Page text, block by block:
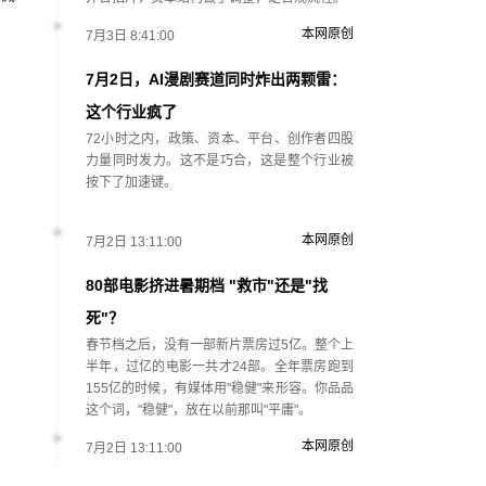
7月3日 8:41:00
7月2日，AI漫剧赛道同时炸出两颗雷：
这个行业疯了
72小时之内，政策、资本、平台、创作者四股
力量同时发力。这不是巧合，这是整个行业被
按下了加速键。
本网原创
7月2日 13:11:00
80部电影挤进暑期档 "救市"还是"找
死"？
春节档之后，没有一部新片票房过5亿。整个上
半年，过亿的电影一共才24部。全年票房跑到
155亿的时候，有媒体用"稳健"来形容。你品品
这个词，"稳健"，放在以前那叫"平庸"。
本网原创
7月2日 13:11:00 本网原创